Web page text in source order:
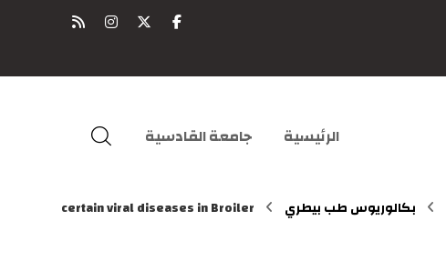
الرئيسية جامعة القادسية
بكالوريوس طب بيطري certain viral diseases in Broiler